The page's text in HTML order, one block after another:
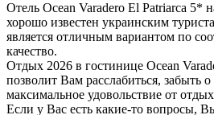
Отель Ocean Varadero El Patriarca 5*
хорошо известен украинским
является отличным вариантом по
качество.
Отдых 2026 в гостинице Ocean
позволит Вам расслабиться, забыть о
максимальное удовольствие от
Если у Вас есть какие-то вопросы,